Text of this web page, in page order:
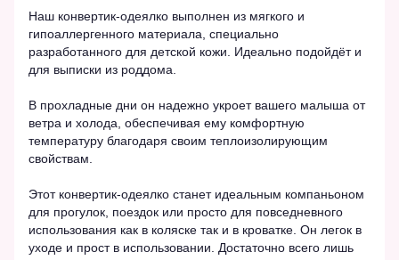
Наш конвертик-одеялко выполнен из мягкого и
гипоаллергенного материала, специально
разработанного для детской кожи. Идеально подойдёт и
для выписки из роддома.
В прохладные дни он надежно укроет вашего малыша от
ветра и холода, обеспечивая ему комфортную
температуру благодаря своим теплоизолирующим
свойствам.
Этот конвертик-одеялко станет идеальным компаньоном
для прогулок, поездок или просто для повседневного
использования как в коляске так и в кроватке. Он легок в
уходе и прост в использовании. Достаточно всего лишь